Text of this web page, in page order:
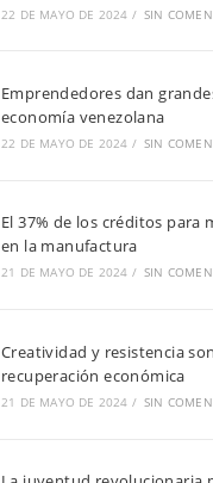
22 DE MAYO DE 2024 / SIN
Emprendedores dan
economía venezolana
22 DE MAYO DE 2024 / SIN
El 37% de los créditos para
en la manufactura
21 DE MAYO DE 2024 / SIN
Creatividad y resistencia
recuperación económica
21 DE MAYO DE 2024 / SIN